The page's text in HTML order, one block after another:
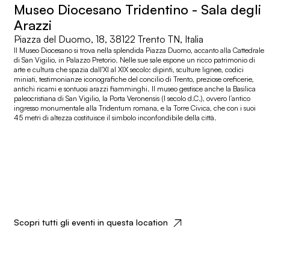
Museo Diocesano Tridentino - Sala degli
Arazzi
Piazza del Duomo, 18, 38122 Trento TN, Italia
Il Museo Diocesano si trova nella splendida Piazza Duomo, accanto alla Cattedrale
di San Vigilio, in Palazzo Pretorio. Nelle sue sale espone un ricco patrimonio di
arte e cultura che spazia dall'XI al XIX secolo: dipinti, sculture lignee, codici
miniati, testimonianze iconografiche del concilio di Trento, preziose oreficerie,
antichi ricami e sontuosi arazzi fiamminghi. Il museo gestisce anche la Basilica
paleocristiana di San Vigilio, la Porta Veronensis (I secolo d.C.), ovvero l’antico
ingresso monumentale alla Tridentum romana, e la Torre Civica, che con i suoi
45 metri di altezza costituisce il simbolo inconfondibile della città.
Scopri tutti gli eventi in questa location